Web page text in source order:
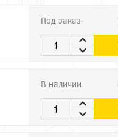
Под заказ
В наличии